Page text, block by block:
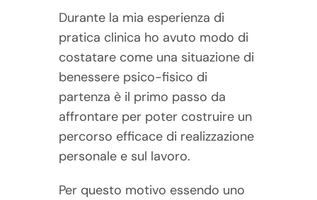
Durante la mia esperienza di
pratica clinica ho avuto modo di
costatare come una situazione di
benessere psico-fisico di
partenza è il primo passo da
affrontare per poter costruire un
percorso efficace di realizzazione
personale e sul lavoro.
Per questo motivo essendo uno